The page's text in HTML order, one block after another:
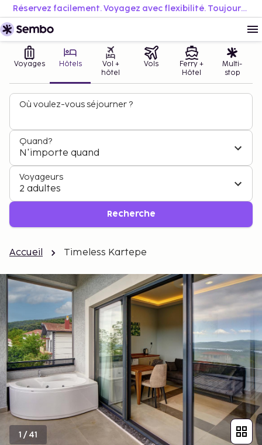
Réservez facilement. Voyagez avec flexibilité. Toujours au meilleur prix.
Voyages Hôtels
Vol +
hôtel
Vols
Ferry +
Hôtel
Multi-
stop
Où voulez-vous séjourner ?
Quand?
N'importe quand
Voyageurs
2 adultes
Recherche
Accueil Timeless Kartepe
1 /41